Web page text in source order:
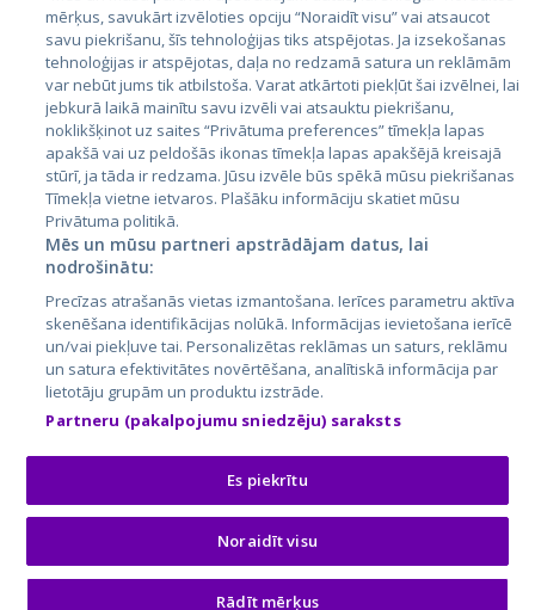
Latvija
Lietuva
City24.lv
City24.ee
GetaPro.lv
GetaPro.ee
Skelbiu.lt
Autoplius.lt
Aruodas.lt
CVbankas.lt
Kainos.lt
Paslaugos.lt
auto24.ee
Osta.ee
KuldneBörs.ee
© 2026 GetaPro. Visas tiesības aizsargātas.
mērķus, savukārt izvēloties opciju “Noraidīt visu” vai atsaucot
savu piekrišanu, šīs tehnoloģijas tiks atspējotas. Ja izsekošanas
tehnoloģijas ir atspējotas, daļa no redzamā satura un reklāmām
var nebūt jums tik atbilstoša. Varat atkārtoti piekļūt šai izvēlnei, lai
jebkurā laikā mainītu savu izvēli vai atsauktu piekrišanu,
noklikšķinot uz saites “Privātuma preferences” tīmekļa lapas
apakšā vai uz peldošās ikonas tīmekļa lapas apakšējā kreisajā
stūrī, ja tāda ir redzama. Jūsu izvēle būs spēkā mūsu piekrišanas
Tīmekļa vietne ietvaros. Plašāku informāciju skatiet mūsu
Privātuma politikā.
Mēs un mūsu partneri apstrādājam datus, lai
nodrošinātu:
Precīzas atrašanās vietas izmantošana. Ierīces parametru aktīva
skenēšana identifikācijas nolūkā. Informācijas ievietošana ierīcē
un/vai piekļuve tai. Personalizētas reklāmas un saturs, reklāmu
un satura efektivitātes novērtēšana, analītiskā informācija par
lietotāju grupām un produktu izstrāde.
Partneru (pakalpojumu sniedzēju) saraksts
Es piekrītu
Noraidīt visu
Rādīt mērķus